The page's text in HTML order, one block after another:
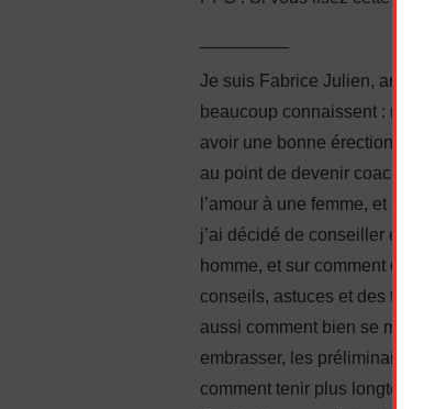
Je suis Fabrice Julien, ancien
beaucoup connaissent :
avoir une bonne érection,
au point de devenir coach en
l’amour à une femme, et
j’ai décidé de conseiller
homme, et sur comment
conseils, astuces et des
aussi comment bien se
embrasser, les préliminaires,
comment tenir plus